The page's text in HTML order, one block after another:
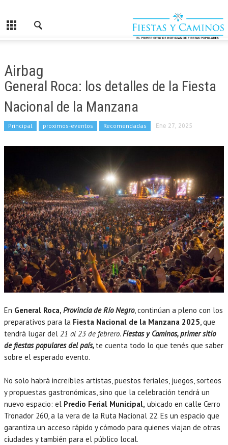
Airbag
General Roca: los detalles de la Fiesta
Nacional de la Manzana
Principal proximos-eventos Recomendadas Ene 27, 2025
En General Roca, Provincia de Río Negro, continúan a pleno con los
preparativos para la Fiesta Nacional de la Manzana 2025, que
tendrá lugar del 21 al 23 de febrero. Fiestas y Caminos, primer sitio
de fiestas populares del país, te cuenta todo lo que tenés que saber
sobre el esperado evento.
No solo habrá increíbles artistas, puestos feriales, juegos, sorteos
y propuestas gastronómicas, sino que la celebración tendrá un
nuevo espacio: el Predio Ferial Municipal, ubicado en calle Cerro
Tronador 260, a la vera de la Ruta Nacional 22. Es un espacio que
garantiza un acceso rápido y cómodo para quienes viajan de otras
ciudades y también para el público local.